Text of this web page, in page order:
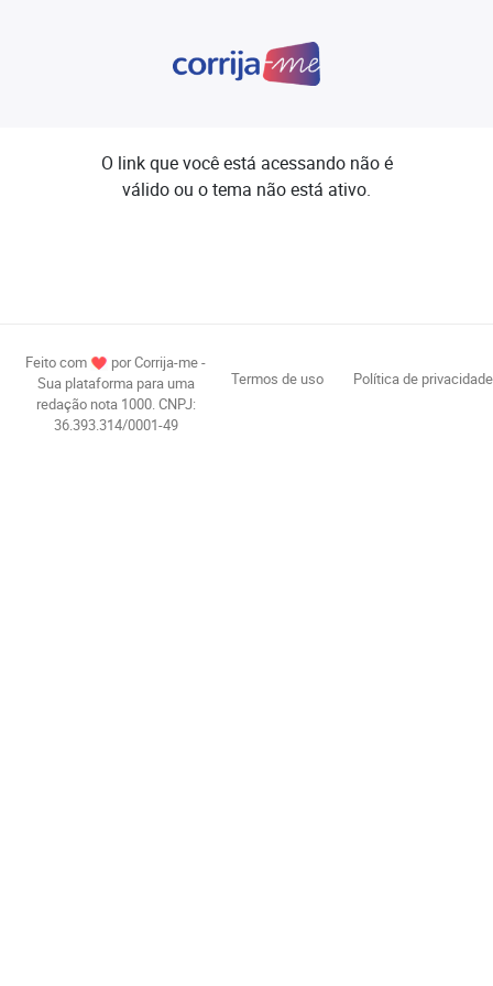
O link que você está acessando não é
válido ou o tema não está ativo.
Feito com
por Corrija-me -
Sua plataforma para uma
redação nota 1000. CNPJ:
36.393.314/0001-49
Termos de uso Política de privacidade